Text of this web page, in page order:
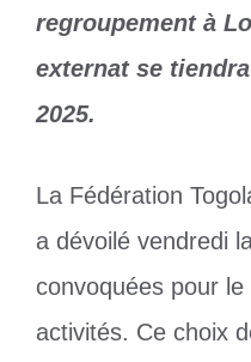
regroupement à
externat se
2025.
La Fédération
a dévoilé vendredi
convoquées pour
activités. Ce choix